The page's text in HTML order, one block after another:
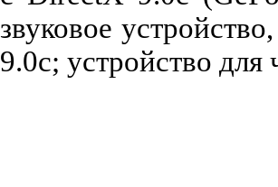
звуковое
9.0с; устройство